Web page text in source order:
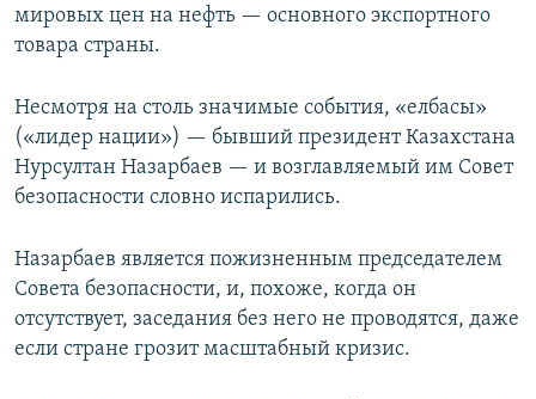
мировых цен на нефть — основного экспортного
товара страны.
Несмотря на столь значимые события, «елбасы»
(«лидер нации») — бывший президент Казахстана
Нурсултан Назарбаев — и возглавляемый им Совет
безопасности словно испарились.
Назарбаев является пожизненным председателем
Совета безопасности, и, похоже, когда он
отсутствует, заседания без него не проводятся, даже
если стране грозит масштабный кризис.